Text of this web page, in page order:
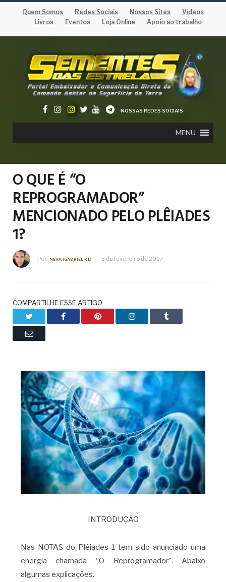
Quem Somos Redes Sociais Nossos Sites
Vídeos
Livros
Eventos Loja Online Apoio ao trabalho
NOSSAS REDES SOCIAIS
MENU
O QUE É “O
REPROGRAMADOR”
MENCIONADO PELO PLÊIADES
1?
Por NEVA (GABRIEL RL) 3 de fevereiro de 2017
COMPARTILHE ESSE ARTIGO
Facebook Pinterest LinkedIn Tumblr
Email
INTRODUÇÃO
Nas NOTAS do Plêiades 1 tem sido anunciado uma
energia chamada “O Reprogramador”. Abaixo
algumas explicações.